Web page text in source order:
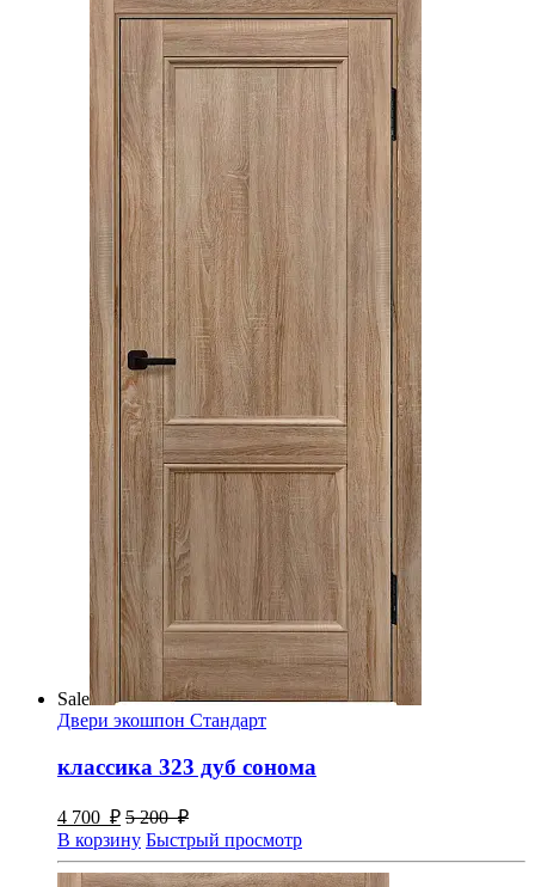
Sale
Двери экошпон Стандарт
классика 323 дуб сонома
4 700 ₽ 5 200 ₽
В корзину Быстрый просмотр